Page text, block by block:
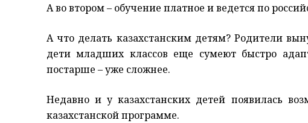
А во втором – обучение платное и ведется по
А что делать казахстанским детям? Родители
дети младших классов еще сумеют быстро
постарше – уже сложнее.
Недавно и у казахстанских детей появилась
казахстанской программе.